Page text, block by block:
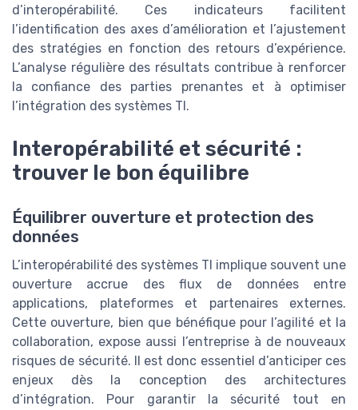
d’interopérabilité. Ces indicateurs facilitent
l’identification des axes d’amélioration et l’ajustement
des stratégies en fonction des retours d’expérience.
L’analyse régulière des résultats contribue à renforcer
la confiance des parties prenantes et à optimiser
l’intégration des systèmes TI.
Interopérabilité et sécurité :
trouver le bon équilibre
Équilibrer ouverture et protection des
données
L’interopérabilité des systèmes TI implique souvent une
ouverture accrue des flux de données entre
applications, plateformes et partenaires externes.
Cette ouverture, bien que bénéfique pour l’agilité et la
collaboration, expose aussi l’entreprise à de nouveaux
risques de sécurité. Il est donc essentiel d’anticiper ces
enjeux dès la conception des architectures
d’intégration. Pour garantir la sécurité tout en